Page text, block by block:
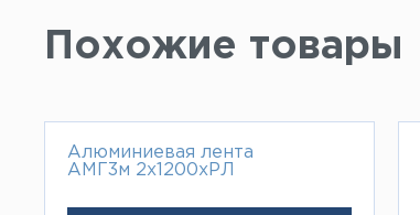
Похожие товары
Алюминиевая лента
АМГ3м 2х1200хРЛ